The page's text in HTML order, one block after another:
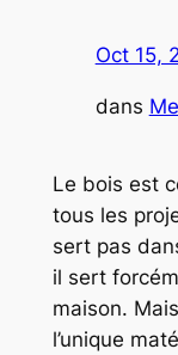
Oct 15,
dans
Le bois est
tous les
sert pas
il sert
maison.
l’unique